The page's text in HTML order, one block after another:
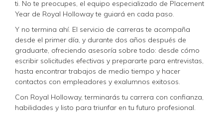
ti. No te preocupes, el equipo especializado de Placement
Year de Royal Holloway te guiará en cada paso.
Y no termina ahí. El servicio de carreras te acompaña
desde el primer día, y durante dos años después de
graduarte, ofreciendo asesoría sobre todo: desde cómo
escribir solicitudes efectivas y prepararte para entrevistas,
hasta encontrar trabajos de medio tiempo y hacer
contactos con empleadores y exalumnos exitosos.
Con Royal Holloway, terminarás tu carrera con confianza,
habilidades y listo para triunfar en tu futuro profesional.